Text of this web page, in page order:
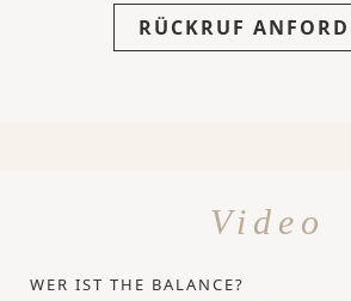
RÜCKRUF
Video
WER IST THE BALANCE?